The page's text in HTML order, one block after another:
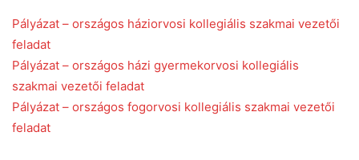
Pályázat – országos háziorvosi kollegiális szakmai vezetői
feladat
Pályázat – országos házi gyermekorvosi kollegiális
szakmai vezetői feladat
Pályázat – országos fogorvosi kollegiális szakmai vezetői
feladat